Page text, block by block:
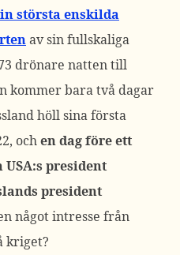
största enskilda
av sin fullskaliga
drönare natten till
kommer bara två dagar
höll sina första
ochen dag före ett
president
president
något intresse från
kriget?